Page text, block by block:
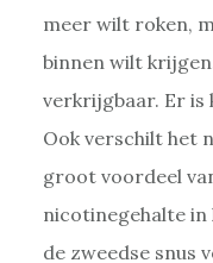
meer wilt roken,
binnen wilt
verkrijgbaar. Er is
Ook verschilt het
groot voordeel
nicotinegehalte
de zweedse snus